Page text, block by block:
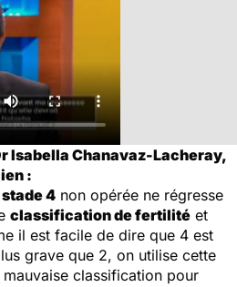
Isabella Chanavaz-Lacheray,
:
4 non opérée ne régresse
classification de fertilité et
il est facile de dire que 4 est
grave que 2, on utilise cette
classification pour